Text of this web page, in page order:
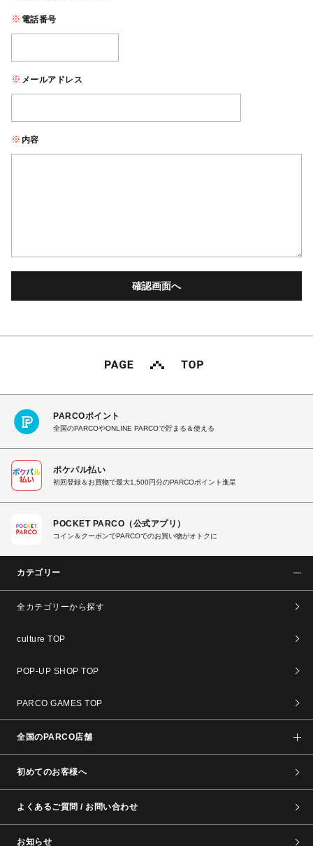
電話番号
メールアドレス
内容
PARCOポイント
全国のPARCOやONLINE PARCOで貯まる＆使える
ポケパル払い
初回登録＆お買物で最大1,500円分のPARCOポイント進呈
POCKET PARCO（公式アプリ）
コイン＆クーポンでPARCOでのお買い物がオトクに
カテゴリー
全カテゴリーから探す
culture TOP
POP-UP SHOP TOP
PARCO GAMES TOP
全国のPARCO店舗
初めてのお客様へ
よくあるご質問 / お問い合わせ
お知らせ